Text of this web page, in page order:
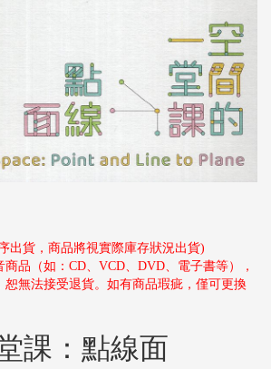
出貨，商品將視實際庫存狀況出貨)
品（如：CD、VCD、DVD、電子書等），
恕無法接受退貨。如有商品瑕疵，僅可更換
課：點線面